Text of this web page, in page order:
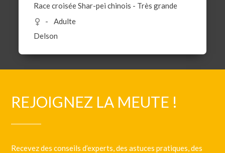
Race croiséeShar-pei chinois - Très grande
Adulte
Delson
REJOIGNEZ LA MEUTE !
Recevez des conseils d’experts, des astuces pratiques, des